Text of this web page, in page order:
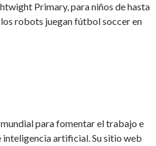
Primary, para niños de hasta
robots juegan fútbol soccer en
para fomentar el trabajo e
artificial. Su sitio web